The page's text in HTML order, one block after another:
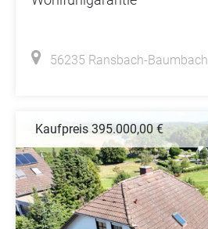
56235 Ransbach-Baumbach
Kaufpreis 395.000,00 €